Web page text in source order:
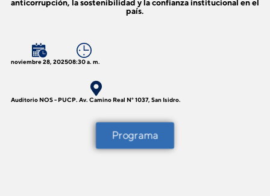
anticorrupción, la sostenibilidad y la confianza institucional en el
país.
noviembre 28, 202508:30 a. m.
Auditorio NOS - PUCP. Av. Camino Real N° 1037, San Isidro.
Programa